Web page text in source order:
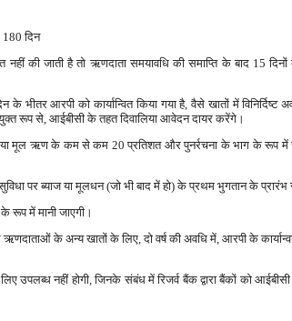
180 दिन
की जाती है तो ऋणदाता समयावधि की समाप्ति के बाद 15
भीतर आरपी को कार्यान्वित किया गया है, वैसे खातों में विनिर्दिष्ट
रूप से, आईबीसी के तहत दिवालिया आवेदन दायर करेंगे।
मूल ऋण के कम से कम 20 प्रतिशत और पुनर्रचना के भाग के रूप में
पर ब्याज या मूलधन (जो भी बाद में हो) के प्रथम भुगतान के
रूप में मानी जाएगी।
के अन्य खातों के लिए, दो वर्ष की अवधि में, आरपी के
नहीं होगी, जिनके संबंध में रिजर्व बैंक द्वारा बैंकों को